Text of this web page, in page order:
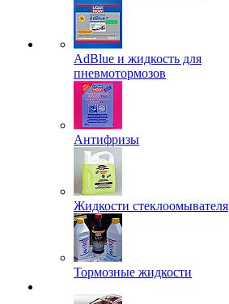
AdBlue и жидкость для
пневмотормозов
Антифризы
Жидкости стеклоомывателя
Тормозные жидкости